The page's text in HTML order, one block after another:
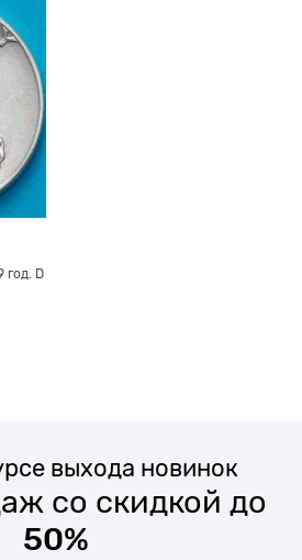
год. D
выхода новинок
со скидкой до
50%